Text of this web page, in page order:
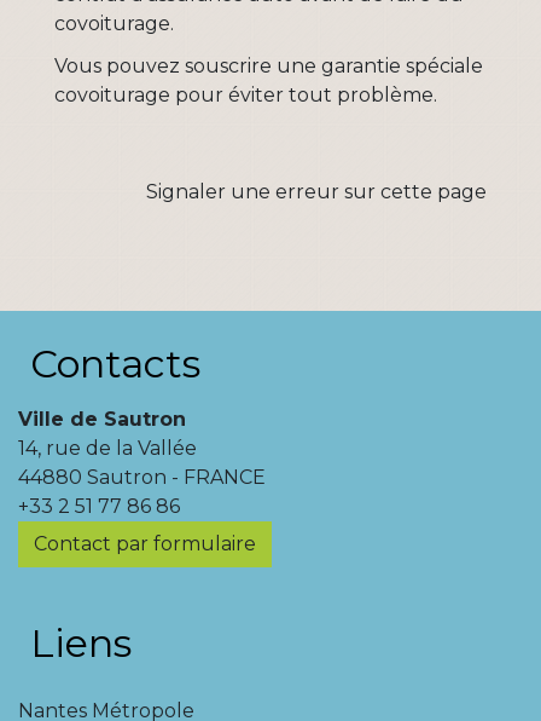
covoiturage.
Vous pouvez souscrire une garantie spéciale
covoiturage pour éviter tout problème.
Signaler une erreur sur cette page
Contacts
Ville de Sautron
14, rue de la Vallée
44880 Sautron - FRANCE
+33 2 51 77 86 86
Contact par formulaire
Liens
Nantes Métropole